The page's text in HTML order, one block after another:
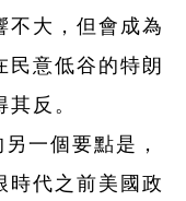
不大，但會成為
民意低谷的特朗
反。
一個要點是，
時代之前美國政